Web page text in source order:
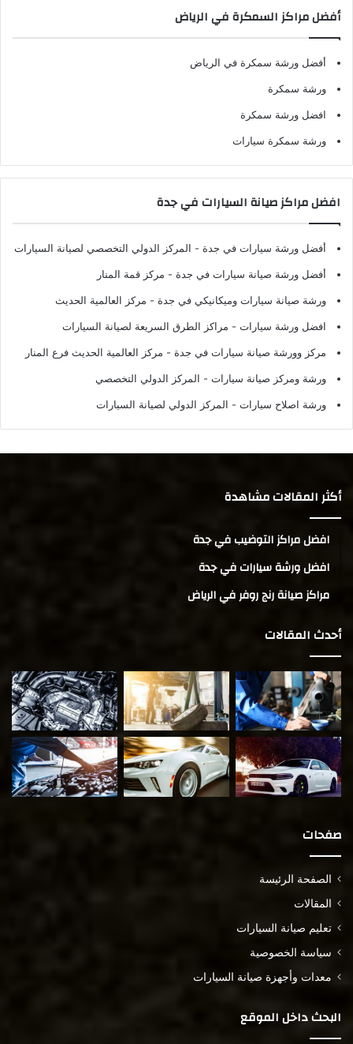
أفضل مراكز السمكرة في الرياض
أفضل ورشة سمكرة في الرياض
ورشة سمكرة
افضل ورشة سمكرة
ورشة سمكرة سيارات
افضل مراكز صيانة السيارات في جدة
أفضل ورشة سيارات في جدة - المركز الدولي التخصصي لصيانة السيارات
أفضل ورشة صيانة سيارات في جدة - مركز قمة المنار
ورشة صيانة سيارات وميكانيكي في جدة - مركز العالمية الحديث
افضل ورشة سيارات - مراكز الطرق السريعة لصيانة السيارات
مركز وورشة صيانة سيارات في جدة - مركز العالمية الحديث فرع المنار
ورشة ومركز صيانة سيارات - المركز الدولي التخصصي
ورشة اصلاح سيارات - المركز الدولي لصيانة السيارات
أكثر المقالات مشاهدة
افضل مراكز التوضيب في جدة
افضل ورشة سيارات في جدة
مراكز صيانة رنج روفر في الرياض
أحدث المقالات
صفحات
الصفحة الرئيسة
المقالات
تعليم صيانة السيارات
سياسة الخصوصية
معدات وأجهزة صيانة السيارات
البحث داخل الموقع